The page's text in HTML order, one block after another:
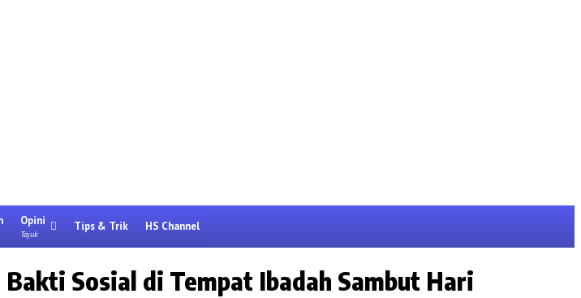
Opini
Tajuk
Tips & Trik HS Channel
Sosial di Tempat Ibadah Sambut Hari